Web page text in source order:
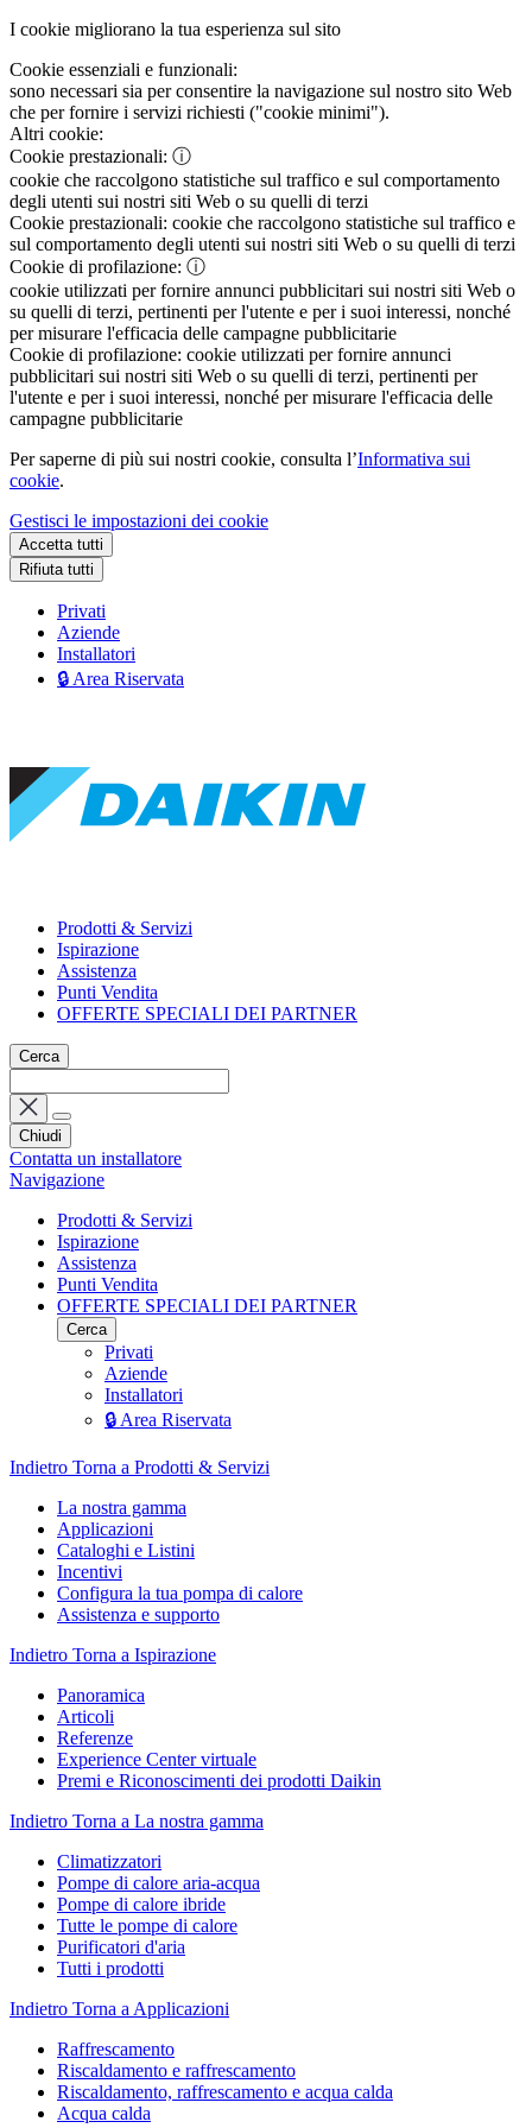
I cookie migliorano la tua esperienza sul sito
Cookie essenziali e funzionali:
sono necessari sia per consentire la navigazione sul nostro sito Web
che per fornire i servizi richiesti ("cookie minimi").
Altri cookie:
Cookie prestazionali: ⓘ
cookie che raccolgono statistiche sul traffico e sul comportamento
degli utenti sui nostri siti Web o su quelli di terzi
Cookie prestazionali: cookie che raccolgono statistiche sul traffico e
sul comportamento degli utenti sui nostri siti Web o su quelli di terzi
Cookie di profilazione: ⓘ
cookie utilizzati per fornire annunci pubblicitari sui nostri siti Web o
su quelli di terzi, pertinenti per l'utente e per i suoi interessi, nonché
per misurare l'efficacia delle campagne pubblicitarie
Cookie di profilazione: cookie utilizzati per fornire annunci
pubblicitari sui nostri siti Web o su quelli di terzi, pertinenti per
l'utente e per i suoi interessi, nonché per misurare l'efficacia delle
campagne pubblicitarie
Per saperne di più sui nostri cookie, consulta l’Informativa sui
cookie.
Gestisci le impostazioni dei cookie
Accetta tutti
Rifiuta tutti
Privati
Aziende
Installatori
🔒 Area Riservata
Prodotti & Servizi
Ispirazione
Assistenza
Punti Vendita
OFFERTE SPECIALI DEI PARTNER
Cerca
Chiudi
Contatta un installatore
Navigazione
Prodotti & Servizi
Ispirazione
Assistenza
Punti Vendita
OFFERTE SPECIALI DEI PARTNER
Cerca
Privati
Aziende
Installatori
🔒 Area Riservata
Indietro Torna a Prodotti & Servizi
La nostra gamma
Applicazioni
Cataloghi e Listini
Incentivi
Configura la tua pompa di calore
Assistenza e supporto
Indietro Torna a Ispirazione
Panoramica
Articoli
Referenze
Experience Center virtuale
Premi e Riconoscimenti dei prodotti Daikin
Indietro Torna a La nostra gamma
Climatizzatori
Pompe di calore aria-acqua
Pompe di calore ibride
Tutte le pompe di calore
Purificatori d'aria
Tutti i prodotti
Indietro Torna a Applicazioni
Raffrescamento
Riscaldamento e raffrescamento
Riscaldamento, raffrescamento e acqua calda
Acqua calda